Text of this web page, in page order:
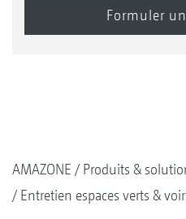
AMAZONE
Produits &
Entretien espaces verts &